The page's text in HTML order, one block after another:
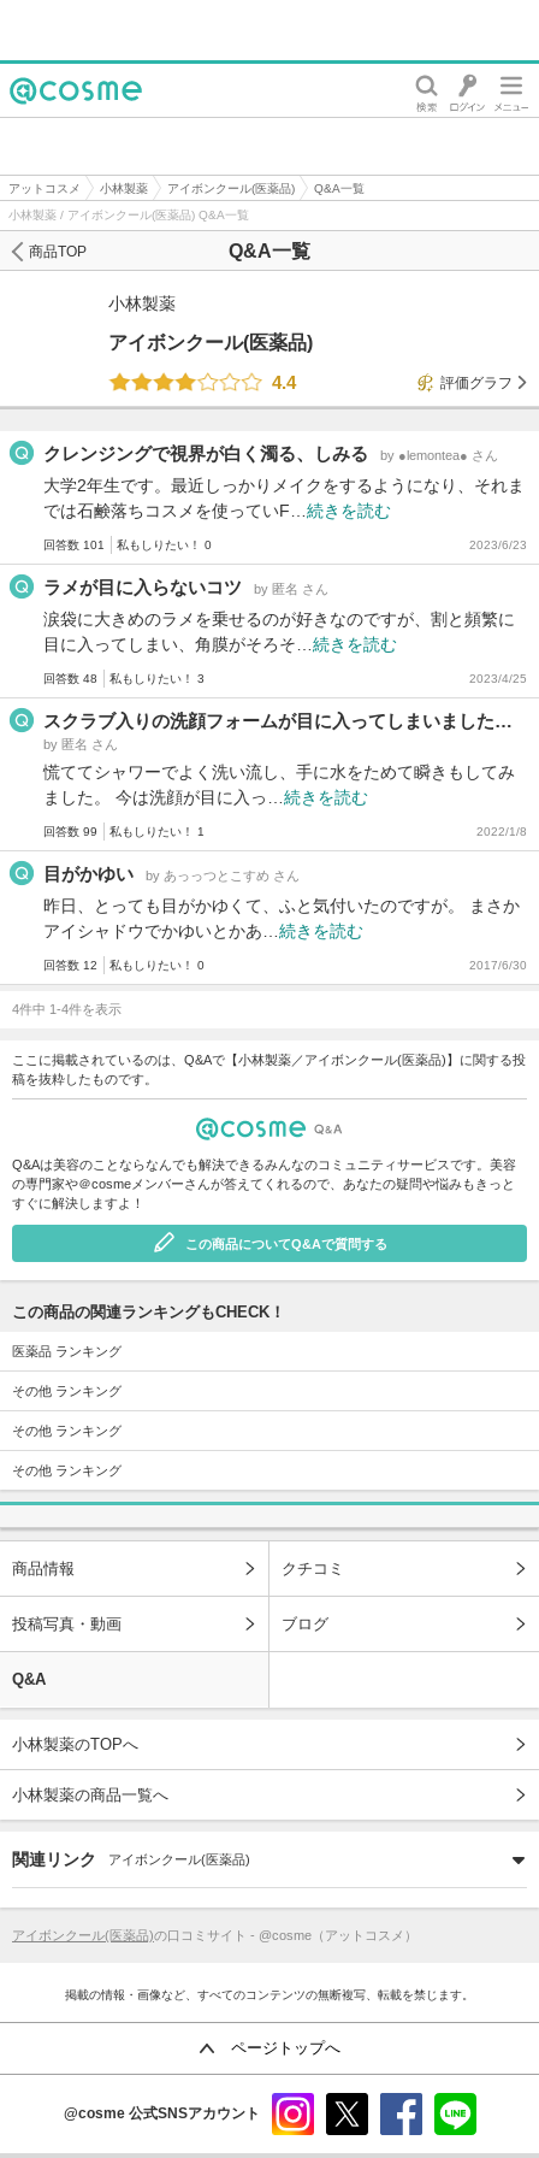
アットコスメ 小林製薬 アイボンクール(医薬品)
Q&A一覧
小林製薬 / アイボンクール(医薬品) Q&A一覧
Q&A一覧
商品TOP
小林製薬
アイボンクール(医薬品)
4.4
評価グラフ
クレンジングで視界が白く濁る、しみる by ●lemontea● さん
大学2年生です。最近しっかりメイクをするようになり、それま
では石鹸落ちコスメを使っていF… 続きを読む
回答数 101 私もしりたい！ 0 2023/6/23
ラメが目に入らないコツ by 匿名 さん
涙袋に大きめのラメを乗せるのが好きなのですが、割と頻繁に
目に入ってしまい、角膜がそろそ… 続きを読む
回答数 48 私もしりたい！ 3 2023/4/25
スクラブ入りの洗顔フォームが目に入ってしまいました…
by 匿名 さん
慌ててシャワーでよく洗い流し、手に水をためて瞬きもしてみ
ました。 今は洗顔が目に入っ… 続きを読む
回答数 99 私もしりたい！ 1 2022/1/8
目がかゆい by あっっつとこすめ さん
昨日、とっても目がかゆくて、ふと気付いたのですが。 まさか
アイシャドウでかゆいとかあ… 続きを読む
回答数 12 私もしりたい！ 0 2017/6/30
4件中 1-4件を表示
ここに掲載されているのは、Q&Aで【小林製薬／アイボンクール(医薬品)】に関する投
稿を抜粋したものです。
Q&Aは美容のことならなんでも解決できるみんなのコミュニティサービスです。美容
の専門家や＠cosmeメンバーさんが答えてくれるので、あなたの疑問や悩みもきっと
すぐに解決しますよ！
この商品についてQ&Aで質問する
この商品の関連ランキングもCHECK！
医薬品 ランキング
その他 ランキング
その他 ランキング
その他 ランキング
商品情報 クチコミ
投稿写真・動画 ブログ
Q&A
小林製薬のTOPへ
小林製薬の商品一覧へ
関連リンク アイボンクール(医薬品)
アイボンクール(医薬品)の口コミサイト - @cosme（アットコスメ）
掲載の情報・画像など、すべてのコンテンツの無断複写、転載を禁じます。
ページトップへ
@cosme 公式SNSアカウント